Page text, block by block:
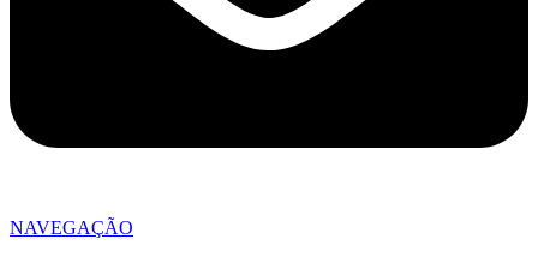
NAVEGAÇÃO